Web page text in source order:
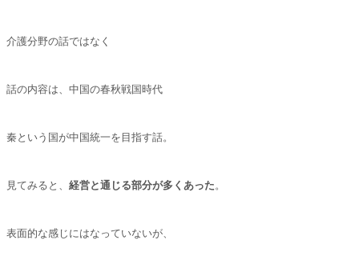
介護分野の話ではなく
話の内容は、中国の春秋戦国時代
秦という国が中国統一を目指す話。
見てみると、 経営と通じる部分が多くあった 。
表面的な感じにはなっていないが、